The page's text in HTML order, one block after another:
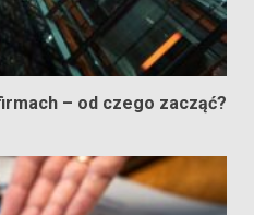
– od czego zacząć?